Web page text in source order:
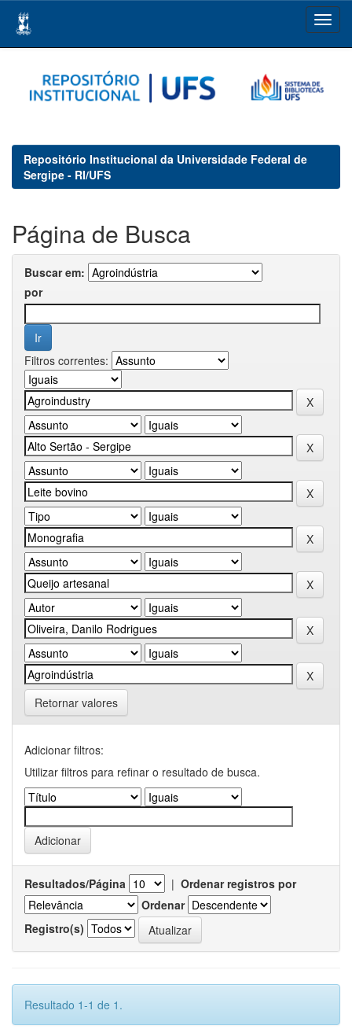
navigation
Repositório Institucional da Universidade Federal de
Sergipe - RI/UFS
Página de Busca
Buscar em:
por
Filtros correntes:
Retornar valores
Adicionar filtros:
Utilizar filtros para refinar o resultado de busca.
Resultados/Página | Ordenar registros por
Ordenar
Registro(s)
Resultado 1-1 de 1.